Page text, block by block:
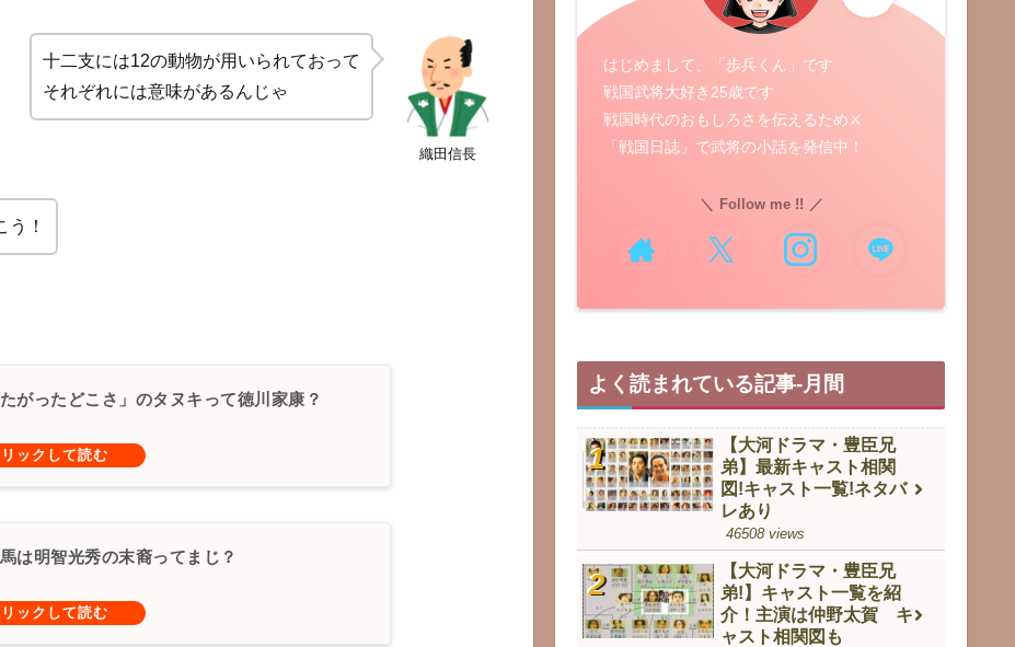
織田信長
十二支には12の動物が用いられておって
それぞれには意味があるんじゃ
！
たがったどこさ」のタヌキって徳川家康？
は明智光秀の末裔ってまじ？
はじめまして、「歩兵くん」です
戦国武将大好き25歳です
戦国時代のおもしろさを伝えるため⚔️
「戦国日誌」で武将の小話を発信中！
Follow me !!
よく読まれている記事-月間
【大河ドラマ・豊臣兄
弟】最新キャスト相関
図!キャスト一覧!ネタバ
レあり
46508 views
【大河ドラマ・豊臣兄
弟!】キャスト一覧を紹
介！主演は仲野太賀 キ
ャスト相関図も